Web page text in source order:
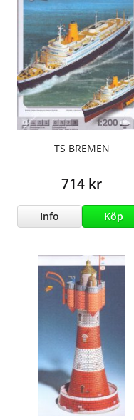
TS BREMEN
714 kr
Info Köp